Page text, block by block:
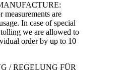
measurements are
In case of special
we are allowed to
order by up to 10
/ REGELUNG FÜR